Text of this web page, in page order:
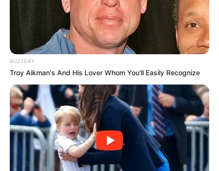
Rating
Cerita
BUZZDAY
Troy Aikman's And His Lover Whom You'll Easily Recognize